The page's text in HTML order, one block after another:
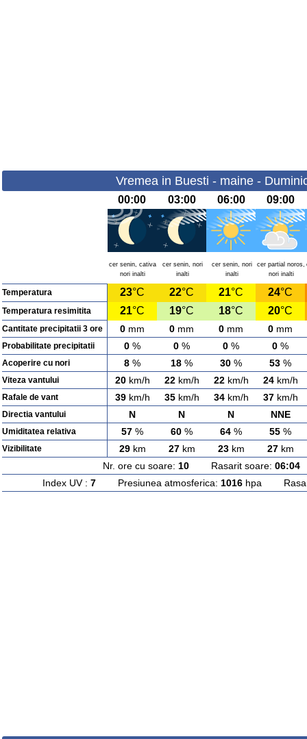
Vremea in Buesti - maine -
00:00 03:00 06:00 09:00
cer senin, cativa
nori inalti
cer senin, nori
inalti
cer senin, nori
inalti
cer partial noros,
nori inalti
Temperatura 23°C 22°C 21°C 24°C
Temperatura resimitita 21°C 19°C 18°C 20°C
Cantitate precipitatii 3 ore 0 mm 0 mm 0 mm 0 mm
Probabilitate precipitatii 0 % 0 % 0 % 0 %
Acoperire cu nori 8 % 18 % 30 % 53 %
Viteza vantului 20km/h 22km/h 22km/h 24km/h
Rafale de vant 39km/h 35km/h 34km/h 37km/h
Directia vantului N N N NNE
Umiditatea relativa 57 % 60 % 64 % 55 %
Vizibilitate 29km 27km 23km 27km
Nr. ore cu soare: 10Rasarit soare: 06:04
Index UV : 7Presiunea atmosferica: 1016hpa